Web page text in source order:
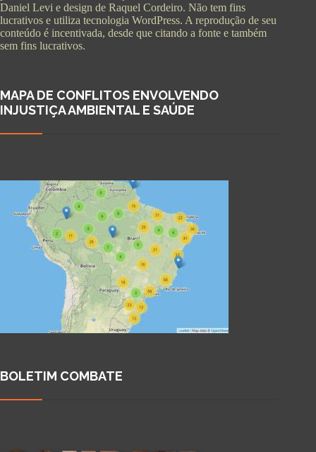
Daniel Levi e design de Raquel Cordeiro. Não tem fins
lucrativos e utiliza tecnologia WordPress. A reprodução de seu
conteúdo é incentivada, desde que citando a fonte e também
sem fins lucrativos.
MAPA DE CONFLITOS ENVOLVENDO
INJUSTIÇA AMBIENTAL E SAÚDE
BOLETIM COMBATE